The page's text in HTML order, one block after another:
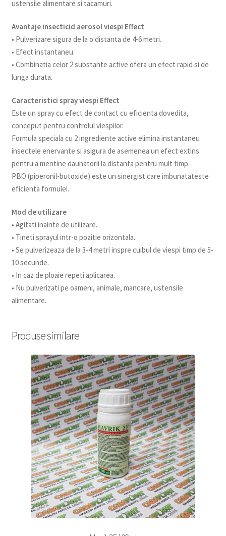
ustensile alimentare si tacamuri.
Avantaje insecticid aerosol viespi Effect
• Pulverizare sigura de la o distanta de 4-6 metri.
• Efect instantaneu.
• Combinatia celor 2 substante active ofera un efect rapid si de
lunga durata.
Caracteristici spray viespi Effect
Este un spray cu efect de contact cu eficienta dovedita,
conceput pentru controlul viespilor.
Formula speciala cu 2 ingrediente active elimina instantaneu
insectele enervante si asigura de asemenea un efect extins
pentru a mentine daunatorii la distanta pentru mult timp.
PBO (piperonil-butoxide) este un sinergist care imbunatateste
eficienta formulei.
Mod de utilizare
• Agitati inainte de utilizare.
• Tineti sprayul intr-o pozitie orizontala.
• Se pulverizeaza de la 3-4 metri inspre cuibul de viespi timp de 5-
10 secunde.
• In caz de ploaie repeti aplicarea.
• Nu pulverizati pe oameni, animale, mancare, ustensile
alimentare.
Produse similare